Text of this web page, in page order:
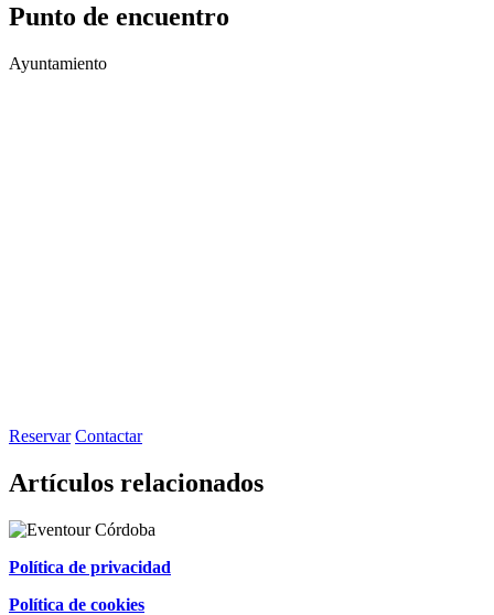
Punto de encuentro
Ayuntamiento
Reservar Contactar
Artículos relacionados
Política de privacidad
Política de cookies